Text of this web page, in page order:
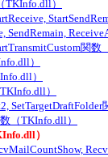
TKInfo.dll）
SendRemain,
関数
）
）
）
SetTargetDraftFolder
（TKInfo.dll）
）